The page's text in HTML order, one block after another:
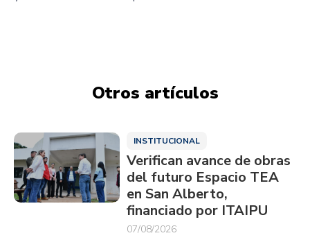
Otros artículos
INSTITUCIONAL
Verifican avance de obras
del futuro Espacio TEA
en San Alberto,
financiado por ITAIPU
07/08/2026